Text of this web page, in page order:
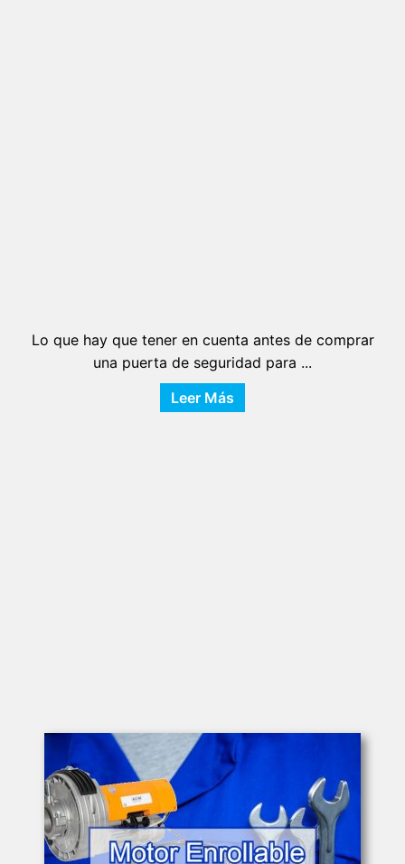
Lo que hay que tener en cuenta antes de comprar
una puerta de seguridad para ...
Leer Más